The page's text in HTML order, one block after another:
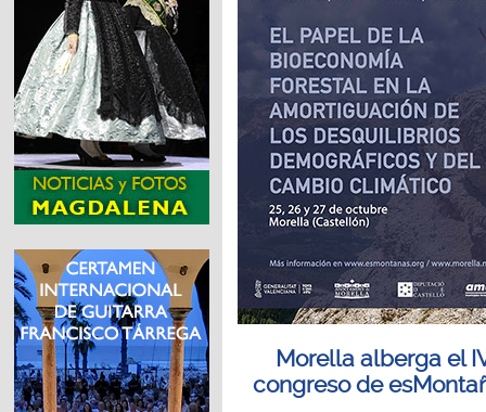
Morella alberga el
congreso de